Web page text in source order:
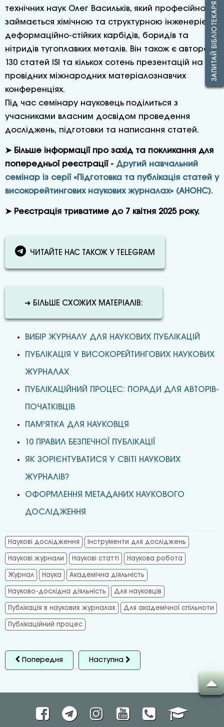
технічних наук Олег Васильків, який професійно
займається хімічною та структурною інженерією
деформаційно-стійких карбідів, боридів та
нітридів тугоплавких металів. Він також є автором
130 статей ISI та кількох сотень презентацій на
провідних міжнародних матеріалознавчих
конференціях.
Під час семінару науковець поділиться з
учасниками власним досвідом проведення
досліджень, підготовки та написання статей.
➤ Більше інформації про захід та покликання для
попередньої реєстрації - Другий навчальний
семінар із серії «Підготовка та публікація статей у
високорейтингових наукових журналах» (АНОНС).
➤ Реєстрація триватиме до 7 квітня 2025 року.
ЧИТАЙТЕ НАС ТАКОЖ У TELEGRAM
➜ БІЛЬШЕ СХОЖИХ МАТЕРІАЛІВ:
ВИБІР ЖУРНАЛУ ДЛЯ НАУКОВИХ ПУБЛІКАЦІЙ
ПУБЛІКАЦІЯ У ВИСОКОРЕЙТИНГОВИХ НАУКОВИХ
ЖУРНАЛАХ
ПУБЛІКАЦІЙНИЙ ПРОЦЕС: ПОРАДИ ДЛЯ АВТОРІВ-
ПОЧАТКІВЦІВ
ПАМ'ЯТКА ДЛЯ НАУКОВЦЯ
10 ПРАВИЛ БЕЗПЕЧНОЇ ПУБЛІКАЦІЇ
ЯК ЗОРІЄНТУВАТИСЯ У СВІТІ НАУКОВИХ
ЖУРНАЛІВ?
ОФОРМЛЕННЯ МЕТАДАНИХ НАУКОВОГО
ДОСЛІДЖЕННЯ
Наукові дослідження Інструменти для досліджень
Наукові журнали Наукові статті Наукова робота
Журнал Наука Академічна діяльність
Науково-дослідна діяльність Для науковців
Публікація в наукових журналах Для академічної спільноти
Публікаційний процес
Попередня Наступна
ЗАПИТАЙ БІБЛІОТЕКАРЯ